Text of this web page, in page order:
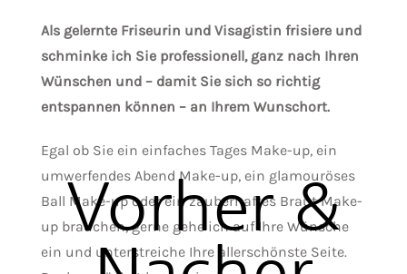
Als gelernte Friseurin und Visagistin frisiere und
schminke ich Sie professionell, ganz nach Ihren
Wünschen und – damit Sie sich so richtig
entspannen können – an Ihrem Wunschort.
Egal ob Sie ein einfaches Tages Make-up, ein
umwerfendes Abend Make-up, ein glamouröses
Ball Make-up oder ein zauberhaftes Braut Make-
up brauchen, gerne gehe ich auf Ihre Wünsche
ein und unterstreiche Ihre allerschönste Seite.
Vorher &